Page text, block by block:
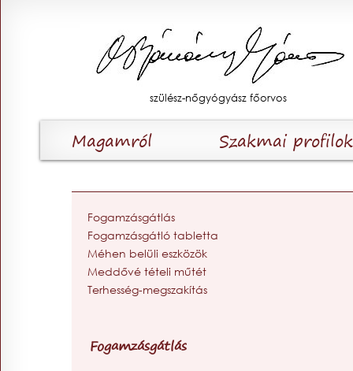
szülész-nőgyógyász főorvos
Magamról Szakmai profilok
Fogamzásgátlás
Fogamzásgátló tabletta
Méhen belüli eszközök
Meddővé tételi műtét
Terhesség-megszakítás
Fogamzásgátlás